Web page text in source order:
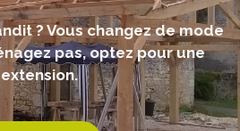
? Vous changez de mode
pas, optez pour une
extension.